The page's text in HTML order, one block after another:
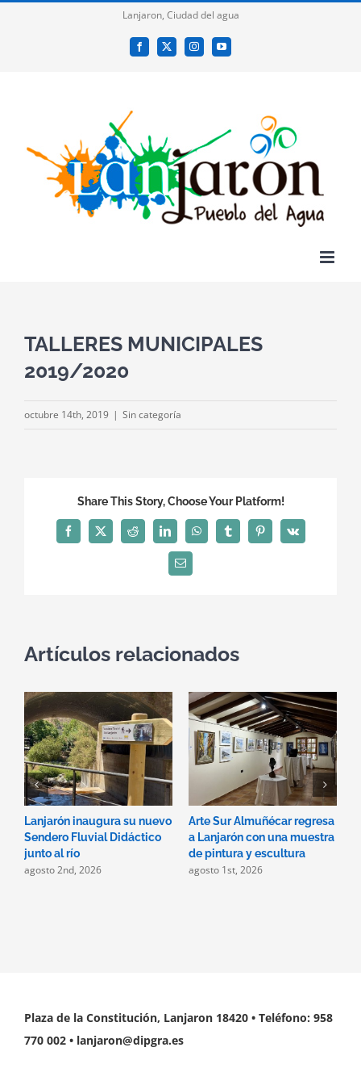
Lanjaron, Ciudad del agua
Facebook
X InstagramYouTube
TALLERES MUNICIPALES
2019/2020
octubre 14th, 2019 | Sin categoría
Share This Story, Choose Your Platform!
Facebook
X Reddit LinkedInWhatsAppTumblrPinterest
Vk
Correo
electrónico
Artículos relacionados
Lanjarón inaugura su nuevo
Sendero Fluvial Didáctico
junto al río
agosto 2nd, 2026
Arte Sur Almuñécar regresa
a Lanjarón con una muestra
de pintura y escultura
agosto 1st, 2026
Plaza de la Constitución, Lanjaron 18420 • Teléfono: 958
770 002 • lanjaron@dipgra.es